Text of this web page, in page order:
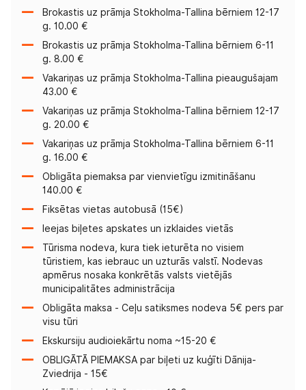
Brokastis uz prāmja Stokholma-Tallina bērniem 12-17
g. 10.00 €
Brokastis uz prāmja Stokholma-Tallina bērniem 6-11
g. 8.00 €
Vakariņas uz prāmja Stokholma-Tallina pieaugušajam
43.00 €
Vakariņas uz prāmja Stokholma-Tallina bērniem 12-17
g. 20.00 €
Vakariņas uz prāmja Stokholma-Tallina bērniem 6-11
g. 16.00 €
Obligāta piemaksa par vienvietīgu izmitināšanu
140.00 €
Fiksētas vietas autobusā (15€)
Ieejas biļetes apskates un izklaides vietās
Tūrisma nodeva, kura tiek ieturēta no visiem
tūristiem, kas iebrauc un uzturās valstī. Nodevas
apmērus nosaka konkrētās valsts vietējās
municipalitātes administrācija
Obligāta maksa - Ceļu satiksmes nodeva 5€ pers par
visu tūri
Ekskursiju audioiekārtu noma ~15-20 €
OBLIGĀTĀ PIEMAKSA par biļeti uz kuģīti Dānija-
Zviedrija - 15€